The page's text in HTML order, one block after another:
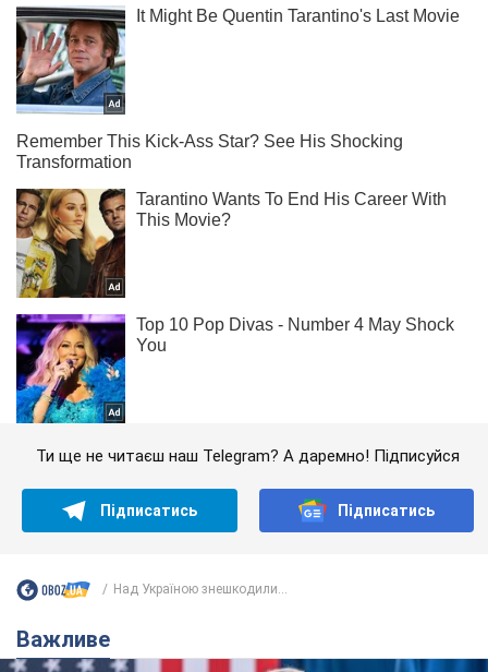
Ти ще не читаєш наш Telegram? А даремно! Підписуйся
Підписатись Підписатись
Над Україною знешкодили...
Важливе